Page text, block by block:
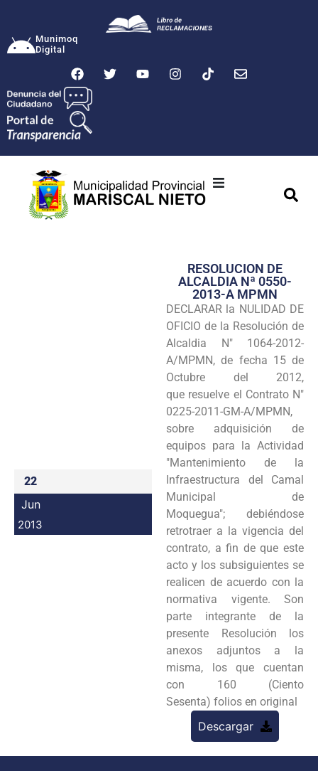
Munimoq
Digital
Transparencia
Seguridad
Programas
Intranet
22
Jun
2013
RESOLUCION DE
ALCALDIA Nª 0550-
2013-A MPMN
DECLARAR la NULIDAD DE
OFICIO de la Resolución de
Alcaldia N" 1064-2012-
A/MPMN, de fecha 15 de
Octubre del 2012,
que resuelve el Contrato N"
0225-2011-GM-A/MPMN,
sobre adquisición de
equipos para la Actividad
"Mantenimiento de la
Infraestructura del Camal
Municipal de
Moquegua"; debiéndose
retrotraer a la vigencia del
contrato, a fin de que este
acto y los subsiguientes se
realicen de acuerdo con la
normativa vigente. Son
parte integrante de la
presente Resolución los
anexos adjuntos a la
misma, los que cuentan
con 160 (Ciento
Sesenta) folios en original
Descargar